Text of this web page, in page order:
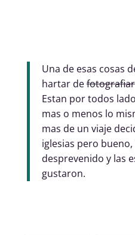
Una de esas cosas
hartar defotografiar
Estan por todos
mas o menos lo
mas de un viaje
iglesias pero
desprevenido y las
gustaron.